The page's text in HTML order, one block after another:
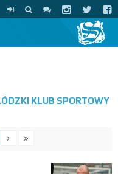
KLUB SPORTOWY